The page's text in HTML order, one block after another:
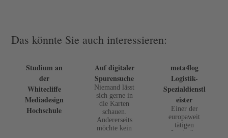
Das könnte Sie auch interessieren:
Studium an
der
Whitecliffe
Mediadesign
Hochschule
Auf digitaler
Spurensuche
Niemand lässt
sich gerne in
die Karten
schauen.
Andererseits
möchte kein
meta4log
Logistik-
Spezialdienstl
eister
Einer der
europaweit
tätigen
Logistik-